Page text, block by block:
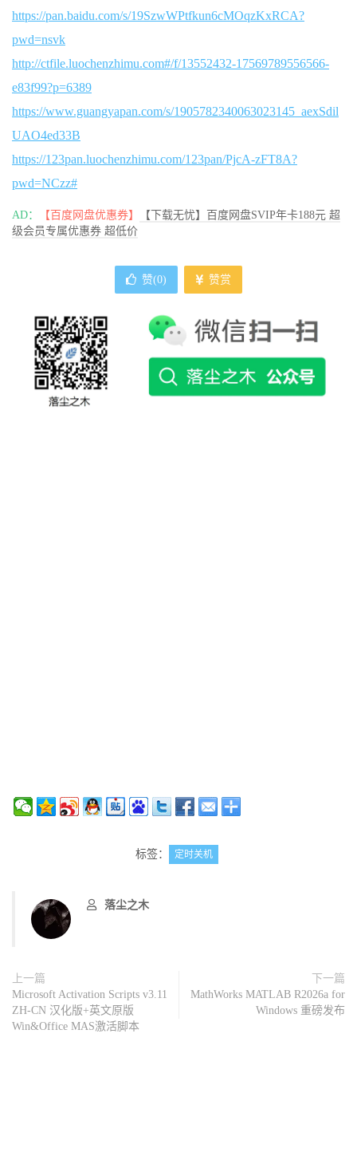
https://pan.baidu.com/s/19SzwWPtfkun6cMOqzKxRCA?
pwd=nsvk
http://ctfile.luochenzhimu.com#/f/13552432-17569789556566-
e83f99?p=6389
https://www.guangyapan.com/s/1905782340063023145_aexSdil
UAO4ed33B
https://123pan.luochenzhimu.com/123pan/PjcA-zFT8A?
pwd=NCzz#
AD： 【百度网盘优惠券】
【下载无忧】百度网盘SVIP年卡188元 超
级会员专属优惠券 超低价
赞(0) 赞赏
标签： 定时关机
落尘之木
上一篇
Microsoft Activation Scripts v3.11
ZH-CN 汉化版+英文原版
Win&Office MAS激活脚本
下一篇
MathWorks MATLAB R2026a for
Windows 重磅发布